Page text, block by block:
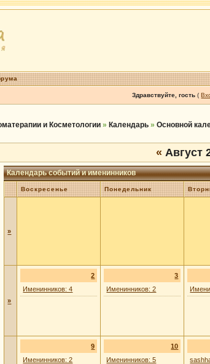
Здравствуйте, гость (
и Косметологии » Календарь »Основной
« Август
Календарь событий и именинников
Воскресенье Понедельник
»
»
2
Именинников: 4
3
Именинников: 2
9
Именинников: 2
10
Именинников: 5